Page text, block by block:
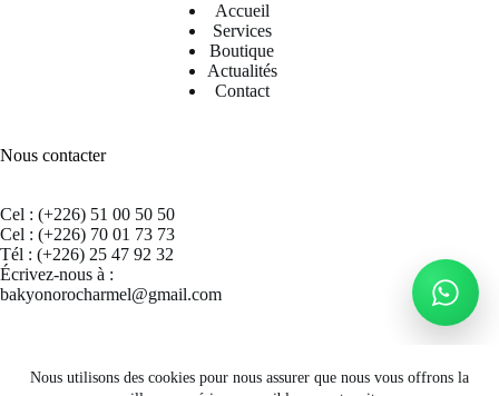
Nous utilisons des cookies pour nous assurer que nous vous offrons la
Accueil
Services
Boutique
Actualités
Contact
Nous contacter
Cel : (+226) 51 00 50 50
Cel : (+226) 70 01 73 73
Tél : (+226) 25 47 92 32
Écrivez-nous à :
bakyonorocharmel@gmail.com